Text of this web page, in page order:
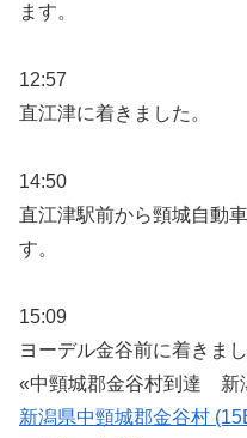
ます。
12:57
直江津に着きました。
14:50
直江津駅前から頸城自動
す。
15:09
ヨーデル金谷前に着きま
«中頸城郡金谷村到達 新
新潟県中頸城郡金谷村